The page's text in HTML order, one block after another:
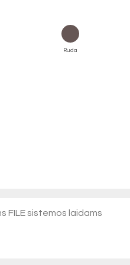
Ruda
FILE sistemos laidams